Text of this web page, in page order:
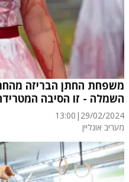
משפחת החתן הבריזה
השמלה - זו הסיבה
29/02/2024
|
13:00
מעריב אונליין